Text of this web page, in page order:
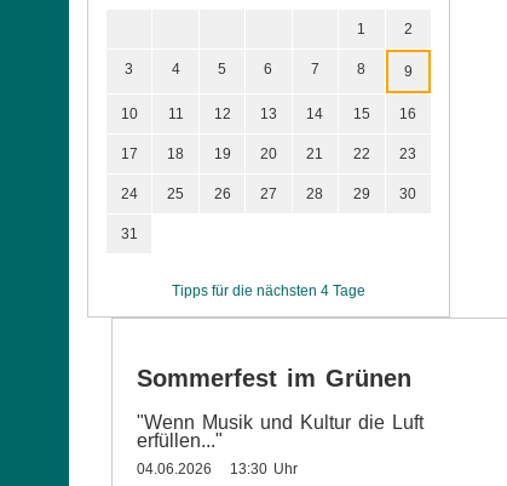
1 2
3 4 5 6 7 8 9
10 11 12 13 14 15 16
17 18 19 20 21 22 23
24 25 26 27 28 29 30
31
Tipps für die nächsten 4 Tage
Sommerfest im Grünen
"Wenn Musik und Kultur die Luft
erfüllen..."
04.06.2026 13:30 Uhr